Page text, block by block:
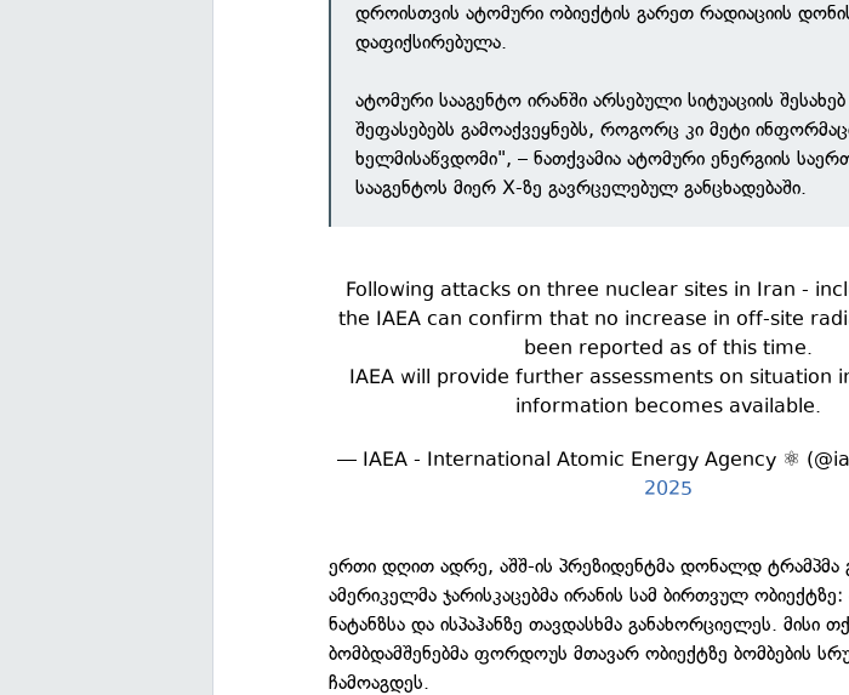
დროისთვის ატომური ობიექტის გარეთ რადიაციის
დაფიქსირებულა.
ატომური სააგენტო ირანში არსებული სიტუაციის
შეფასებებს გამოაქვეყნებს, როგორც კი მეტი
ხელმისაწვდომი", – ნათქვამია ატომური ენერგიის
სააგენტოს მიერ X-ზე გავრცელებულ განცხადებაში.
Following attacks on three nuclear sites in Iran -
the IAEA can confirm that no increase in off-site
been reported as of this time.
IAEA will provide further assessments on situation
information becomes available.
— IAEA - International Atomic Energy Agency ⚛️
2025
ერთი დღით ადრე, აშშ-ის პრეზიდენტმა დონალდ ტრამპმა
ამერიკელმა ჯარისკაცებმა ირანის სამ ბირთვულ
ნატანზსა და ისპაჰანზე თავდასხმა განახორციელეს. მისი
ბომბდამშენებმა ფორდოუს მთავარ ობიექტზე ბომბების
ჩამოაგდეს.